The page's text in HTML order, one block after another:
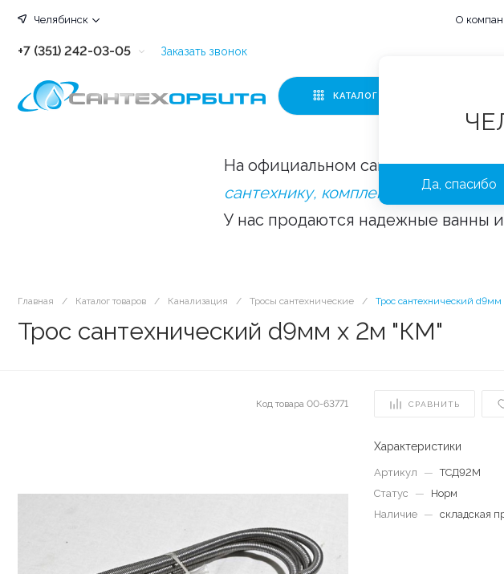
Челябинск О
+7 (351) 242-03-05
+7 (351) 242-03-63
Заказать звонок
КАТАЛОГ
На официальном сайте
сантехнику, комплектующие и
У нас продаются надежные ванны
Главная / Каталог товаров / Канализация / Тросы сантехнические / Трос сантехнический
Трос сантехнический d9мм х 2м "КМ"
Код товара 00-63771 СРАВНИТЬ
Характеристики
Артикул — ТСД92М
Статус
—
Норм
Наличие
— складская
Да, спасибо